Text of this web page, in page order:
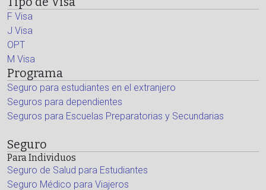
F Visa
J Visa
OPT
M Visa
Programa
Seguro para estudiantes en el extranjero
Seguros para dependientes
Seguros para Escuelas Preparatorias y Secundarias
Seguro
Para Individuos
Seguro de Salud para Estudiantes
Seguro Médico para Viajeros